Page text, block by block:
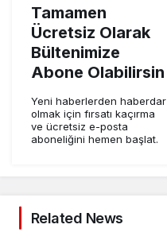
Tamamen
Ücretsiz Olarak
Bültenimize
Abone Olabilirsin
Yeni haberlerden haberdar
olmak için fırsatı kaçırma
ve ücretsiz e-posta
aboneliğini hemen başlat.
Related News